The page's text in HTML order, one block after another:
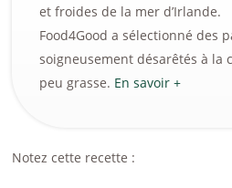
et froides de la mer d’Irlande.
Food4Good a sélectionné des
soigneusement désarêtés à la
peu grasse. En savoir +
Notez cette recette :